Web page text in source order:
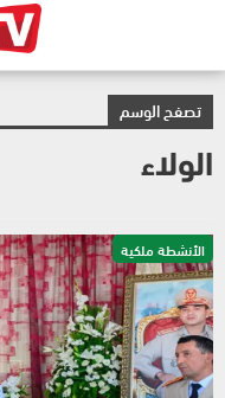
تصفح الوسم
الولاء
الأنشطة ملكية